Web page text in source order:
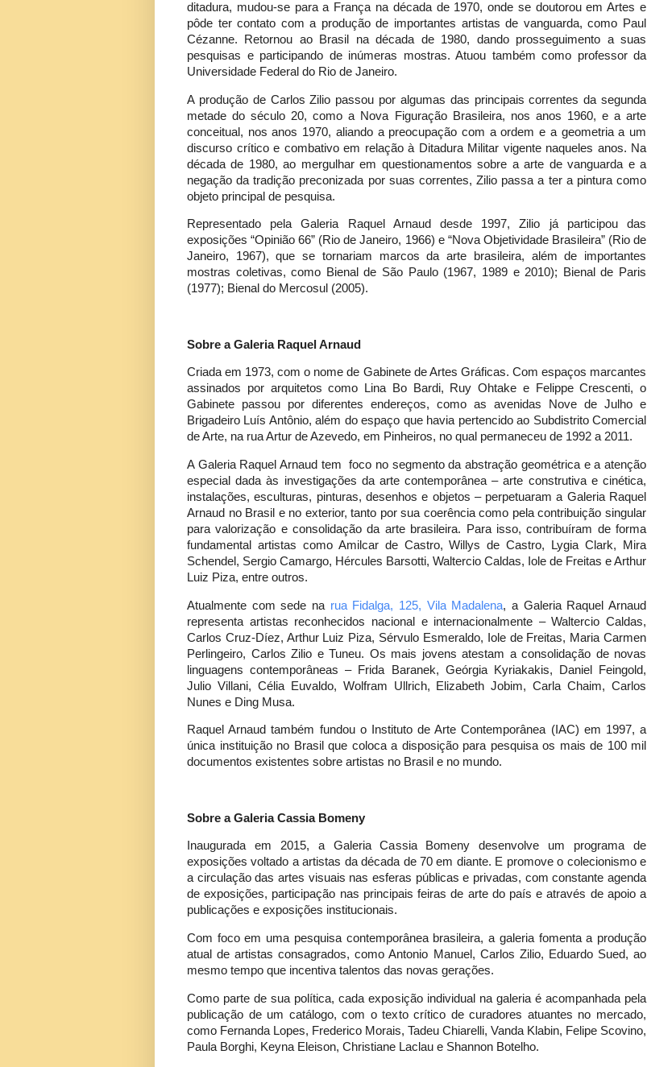
ditadura, mudou-se para a França na década de 1970, onde se doutorou em Artes e
pôde ter contato com a produção de importantes artistas de vanguarda, como Paul
Cézanne. Retornou ao Brasil na década de 1980, dando prosseguimento a suas
pesquisas e participando de inúmeras mostras. Atuou também como professor da
Universidade Federal do Rio de Janeiro.
A produção de Carlos Zilio passou por algumas das principais correntes da segunda
metade do século 20, como a Nova Figuração Brasileira, nos anos 1960, e a arte
conceitual, nos anos 1970, aliando a preocupação com a ordem e a geometria a um
discurso crítico e combativo em relação à Ditadura Militar vigente naqueles anos. Na
década de 1980, ao mergulhar em questionamentos sobre a arte de vanguarda e a
negação da tradição preconizada por suas correntes, Zilio passa a ter a pintura como
objeto principal de pesquisa.
Representado pela Galeria Raquel Arnaud desde 1997, Zilio já participou das
exposições “Opinião 66” (Rio de Janeiro, 1966) e “Nova Objetividade Brasileira” (Rio de
Janeiro, 1967), que se tornariam marcos da arte brasileira, além de importantes
mostras coletivas, como Bienal de São Paulo (1967, 1989 e 2010); Bienal de Paris
(1977); Bienal do Mercosul (2005).
Sobre a Galeria Raquel Arnaud
Criada em 1973, com o nome de Gabinete de Artes Gráficas. Com espaços marcantes
assinados por arquitetos como Lina Bo Bardi, Ruy Ohtake e Felippe Crescenti, o
Gabinete passou por diferentes endereços, como as avenidas Nove de Julho e
Brigadeiro Luís Antônio, além do espaço que havia pertencido ao Subdistrito Comercial
de Arte, na rua Artur de Azevedo, em Pinheiros, no qual permaneceu de 1992 a 2011.
A Galeria Raquel Arnaud tem foco no segmento da abstração geométrica e a atenção
especial dada às investigações da arte contemporânea – arte construtiva e cinética,
instalações, esculturas, pinturas, desenhos e objetos – perpetuaram a Galeria Raquel
Arnaud no Brasil e no exterior, tanto por sua coerência como pela contribuição singular
para valorização e consolidação da arte brasileira. Para isso, contribuíram de forma
fundamental artistas como Amilcar de Castro, Willys de Castro, Lygia Clark, Mira
Schendel, Sergio Camargo, Hércules Barsotti, Waltercio Caldas, Iole de Freitas e Arthur
Luiz Piza, entre outros.
Atualmente com sede na rua Fidalga, 125, Vila Madalena, a Galeria Raquel Arnaud
representa artistas reconhecidos nacional e internacionalmente – Waltercio Caldas,
Carlos Cruz-Díez, Arthur Luiz Piza, Sérvulo Esmeraldo, Iole de Freitas, Maria Carmen
Perlingeiro, Carlos Zilio e Tuneu. Os mais jovens atestam a consolidação de novas
linguagens contemporâneas – Frida Baranek, Geórgia Kyriakakis, Daniel Feingold,
Julio Villani, Célia Euvaldo, Wolfram Ullrich, Elizabeth Jobim, Carla Chaim, Carlos
Nunes e Ding Musa.
Raquel Arnaud também fundou o Instituto de Arte Contemporânea (IAC) em 1997, a
única instituição no Brasil que coloca a disposição para pesquisa os mais de 100 mil
documentos existentes sobre artistas no Brasil e no mundo.
Sobre a Galeria Cassia Bomeny
Inaugurada em 2015, a Galeria Cassia Bomeny desenvolve um programa de
exposições voltado a artistas da década de 70 em diante. E promove o colecionismo e
a circulação das artes visuais nas esferas públicas e privadas, com constante agenda
de exposições, participação nas principais feiras de arte do país e através de apoio a
publicações e exposições institucionais.
Com foco em uma pesquisa contemporânea brasileira, a galeria fomenta a produção
atual de artistas consagrados, como Antonio Manuel, Carlos Zilio, Eduardo Sued, ao
mesmo tempo que incentiva talentos das novas gerações.
Como parte de sua política, cada exposição individual na galeria é acompanhada pela
publicação de um catálogo, com o texto crítico de curadores atuantes no mercado,
como Fernanda Lopes, Frederico Morais, Tadeu Chiarelli, Vanda Klabin, Felipe Scovino,
Paula Borghi, Keyna Eleison, Christiane Laclau e Shannon Botelho.